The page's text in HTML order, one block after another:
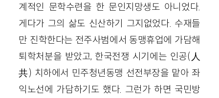
계적인 문학수련을 한 문인지망생도 아니었다.
게다가 그의 삶도 신산하기 그지없었다. 수재들
만 진학한다는 전주사범에서 동맹휴업에 가담해
퇴학처분을 받았고, 한국전쟁 시기에는 인공(人
共) 치하에서 민주청년동맹 선전부장을 맡아 좌
익노선에 가담하기도 했다. 그런가 하면 국민방